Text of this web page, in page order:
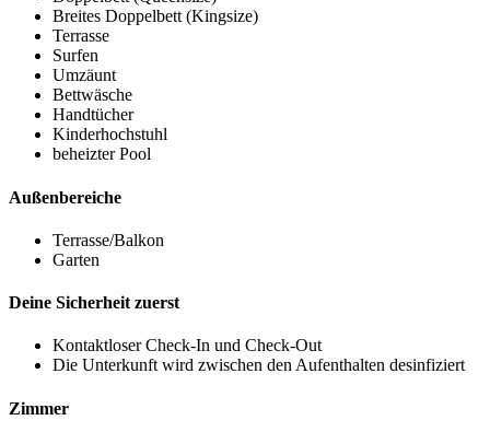
Breites Doppelbett (Kingsize)
Terrasse
Surfen
Umzäunt
Bettwäsche
Handtücher
Kinderhochstuhl
beheizter Pool
Außenbereiche
Terrasse/Balkon
Garten
Deine Sicherheit zuerst
Kontaktloser Check-In und Check-Out
Die Unterkunft wird zwischen den Aufenthalten desinfiziert
Zimmer